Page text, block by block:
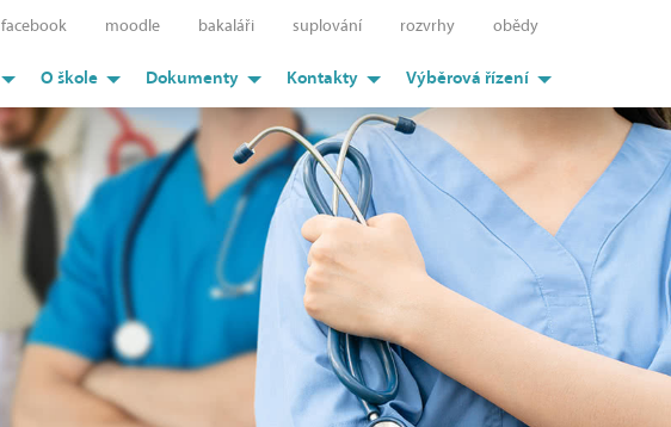
facebook moodle bakaláři suplování rozvrhy obědy
O škole Dokumenty Kontakty Výběrová řízení